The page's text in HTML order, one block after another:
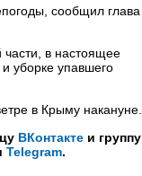
сообщил глава
в настоящее
уборке упавшего
в Крыму накануне.
ВКонтакте и группу
Telegram.